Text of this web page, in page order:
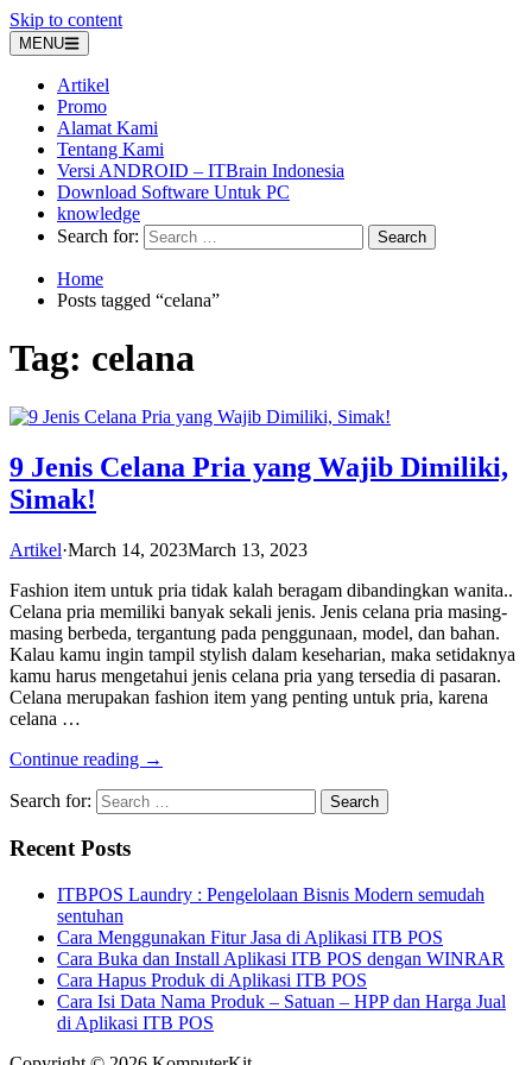
Skip to content
MENU
Artikel
Promo
Alamat Kami
Tentang Kami
Versi ANDROID – ITBrain Indonesia
Download Software Untuk PC
knowledge
Search for:
Home
Posts tagged “celana”
Tag: celana
9 Jenis Celana Pria yang Wajib Dimiliki,
Simak!
Artikel·March 14, 2023March 13, 2023
Fashion item untuk pria tidak kalah beragam dibandingkan wanita..
Celana pria memiliki banyak sekali jenis. Jenis celana pria masing-
masing berbeda, tergantung pada penggunaan, model, dan bahan.
Kalau kamu ingin tampil stylish dalam keseharian, maka setidaknya
kamu harus mengetahui jenis celana pria yang tersedia di pasaran.
Celana merupakan fashion item yang penting untuk pria, karena
celana …
Continue reading →
Search for:
Recent Posts
ITBPOS Laundry : Pengelolaan Bisnis Modern semudah
sentuhan
Cara Menggunakan Fitur Jasa di Aplikasi ITB POS
Cara Buka dan Install Aplikasi ITB POS dengan WINRAR
Cara Hapus Produk di Aplikasi ITB POS
Cara Isi Data Nama Produk – Satuan – HPP dan Harga Jual
di Aplikasi ITB POS